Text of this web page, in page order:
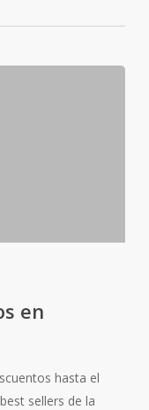
en
hasta el
sellers de la